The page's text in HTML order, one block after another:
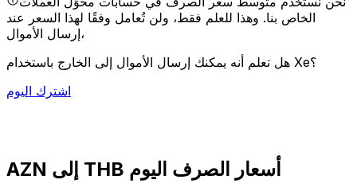
الخاص بنا. وهذا للعلم فقط، ولن تُعامل وفقًا لهذا السعر عند
إرسال الأموال،
هل تعلم أنه يمكنك إرسال الأموال إلى الخارج باستخدام Xe؟
اشترك اليوم
AZN إلى THB أسعار الصرف اليوم